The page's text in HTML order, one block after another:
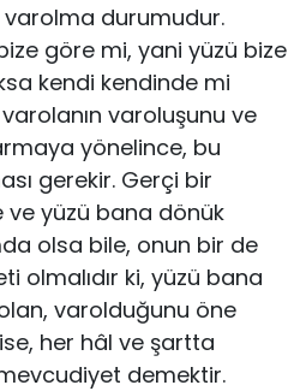
durumudur.
göre mi, yani yüzü bize
kendi kendinde mi
varoluşunu ve
yönelince, bu
gerekir. Gerçi bir
yüzü bana dönük
olsa bile, onun bir de
olmalıdır ki, yüzü bana
varolduğunu öne
her hâl ve şartta
demektir.